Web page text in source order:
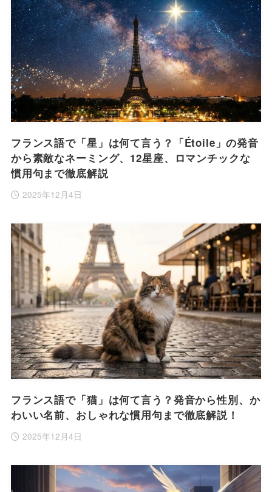
フランス語で「星」は何て言う？「Étoile」の発音
から素敵なネーミング、12星座、ロマンチックな
慣用句まで徹底解説
2025年12月4日
フランス語で「猫」は何て言う？発音から性別、か
わいい名前、おしゃれな慣用句まで徹底解説！
2025年12月4日